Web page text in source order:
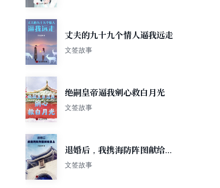
丈夫的九十九个情人逼我远走
文签故事
绝嗣皇帝逼我剜心救白月光
文签故事
退婚后，我携海防阵图献给圣
上
文签故事